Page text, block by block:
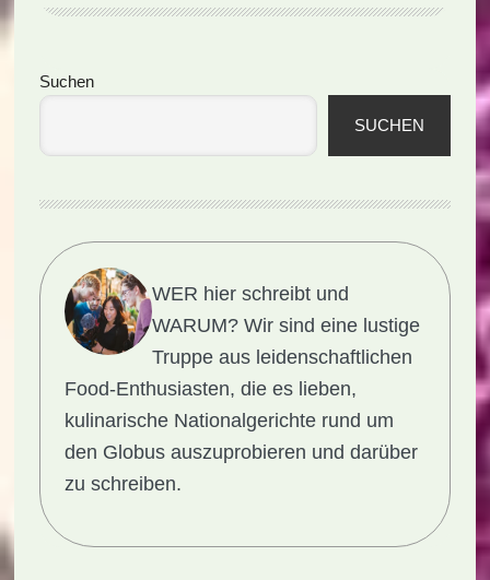
Seitenspalte
Suchen
SUCHEN
WER hier schreibt und
WARUM? Wir sind eine lustige
Truppe aus leidenschaftlichen
Food-Enthusiasten, die es lieben,
kulinarische Nationalgerichte rund um
den Globus auszuprobieren und darüber
zu schreiben.